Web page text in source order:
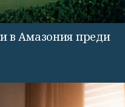
в Амазония преди